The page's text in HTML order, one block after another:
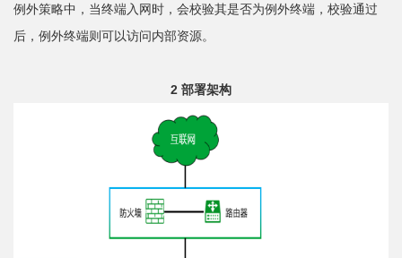
例外策略中，当终端入网时，会校验其是否为例外终端，校验通过
后，例外终端则可以访问内部资源。
2 部署架构